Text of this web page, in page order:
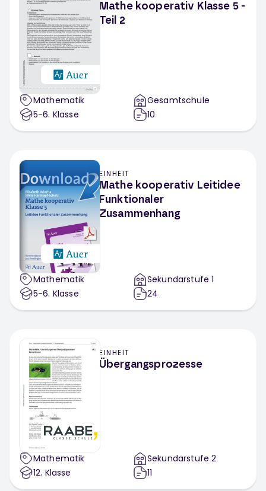
Mathe kooperativ Klasse 5 -
Teil 2
Mathematik
5-6. Klasse
Gesamtschule
10
EINHEIT
Mathe kooperativ Leitidee
Funktionaler
Zusammenhang
Mathematik
5-6. Klasse
Sekundarstufe 1
24
EINHEIT
Übergangsprozesse
Mathematik
12. Klasse
Sekundarstufe 2
11